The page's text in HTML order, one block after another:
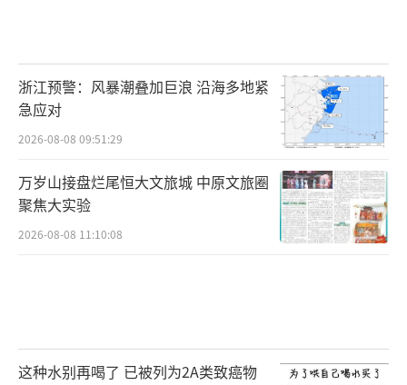
浙江预警：风暴潮叠加巨浪 沿海多地紧
急应对
2026-08-08 09:51:29
万岁山接盘烂尾恒大文旅城 中原文旅圈
聚焦大实验
2026-08-08 11:10:08
这种水别再喝了 已被列为2A类致癌物